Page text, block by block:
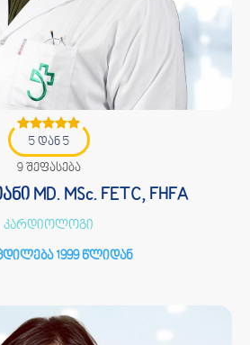
5 დან 5
9 შეფასება
MD. MSc. FETC, FHFA
კარდიოლოგი
1999 წლიდან